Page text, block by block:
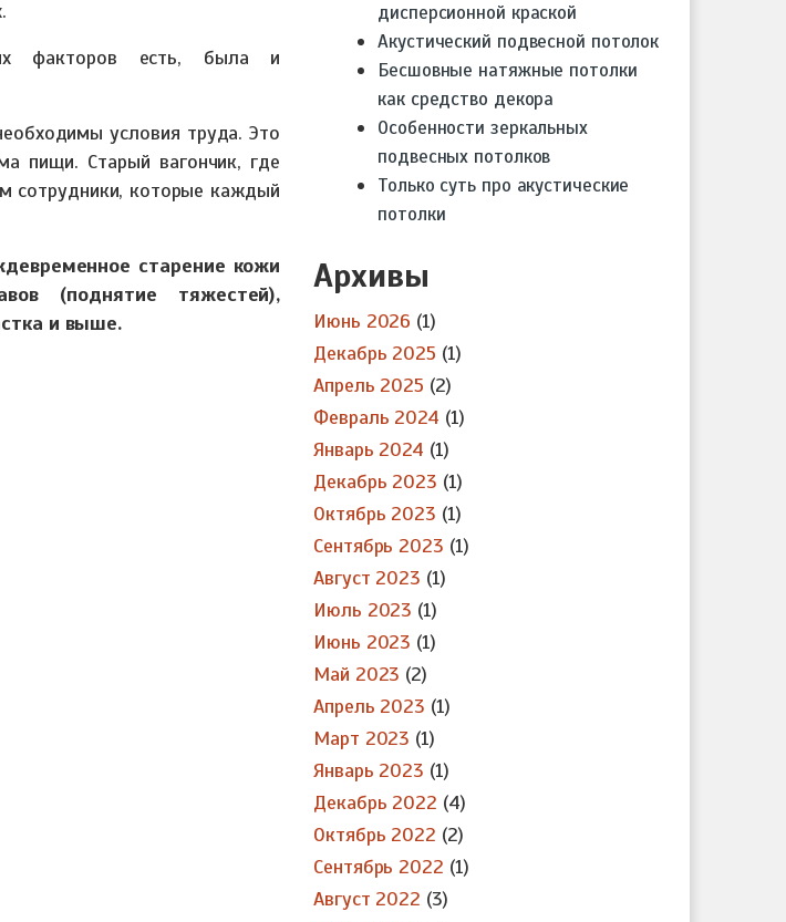
факторов есть, была и
условия труда. Это
пищи. Старый вагончик, где
сотрудники, которые каждый
старение кожи
(поднятие тяжестей),
и выше.
дисперсионной краской
Акустический подвесной потолок
Бесшовные натяжные потолки
как средство декора
Особенности зеркальных
подвесных потолков
Только суть про акустические
потолки
Архивы
Июнь 2026 (1)
Декабрь 2025 (1)
Апрель 2025 (2)
Февраль 2024 (1)
Январь 2024 (1)
Декабрь 2023 (1)
Октябрь 2023 (1)
Сентябрь 2023 (1)
Август 2023 (1)
Июль 2023 (1)
Июнь 2023 (1)
Май 2023 (2)
Апрель 2023 (1)
Март 2023 (1)
Январь 2023 (1)
Декабрь 2022 (4)
Октябрь 2022 (2)
Сентябрь 2022 (1)
Август 2022 (3)